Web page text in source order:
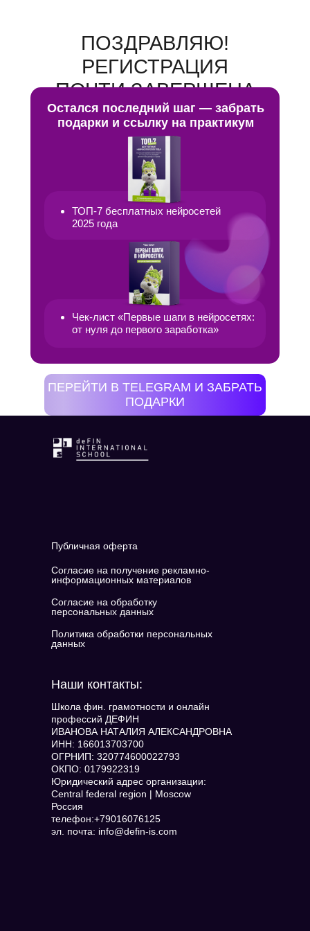
ПОЗДРАВЛЯЮ!
РЕГИСТРАЦИЯ
ПОЧТИ ЗАВЕРШЕНА
🎉
Остался последний шаг — забрать
подарки и ссылку на практикум
ТОП-7 бесплатных нейросетей
2025 года
Чек-лист «Первые шаги в нейросетях:
от нуля до первого заработка»
ПЕРЕЙТИ В TELEGRAM И ЗАБРАТЬ
ПОДАРКИ
Наши контакты:
Школа фин. грамотности и онлайн
профессий ДЕФИН
ИВАНОВА НАТАЛИЯ АЛЕКСАНДРОВНА
ИНН: 166013703700
ОГРНИП: 320774600022793
ОКПО: 0179922319
Юридический адрес организации:
Central federal region | Moscow
Россия
телефон:+79016076125
эл. почта: info@defin-is.com
Публичная оферта
Согласие на получение рекламно-
информационных материалов
Согласие на обработку
персональных данных
Политика обработки персональных
данных